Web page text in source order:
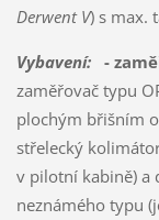
Derwent V) s max.
Vybavení: -
zaměřovač typu
plochým břišním
střelecký
v pilotní kabině) a
neznámého typu